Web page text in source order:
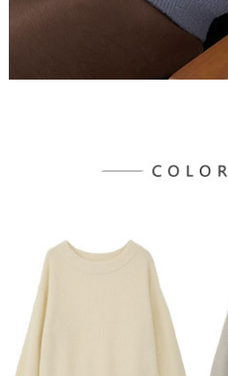
５．嚴禁一人註冊多個帳號或使用他人資訊
恩沛科技股份有限公司將有權停止該用戶